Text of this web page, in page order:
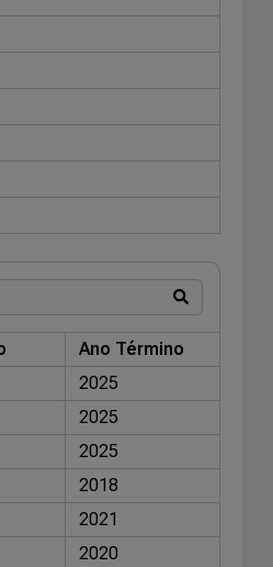
Ano Término
2025
2025
2025
2018
2021
2020